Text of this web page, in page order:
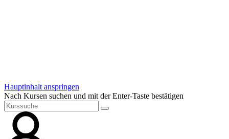
Hauptinhalt anspringen
Nach Kursen suchen und mit der Enter-Taste bestätigen